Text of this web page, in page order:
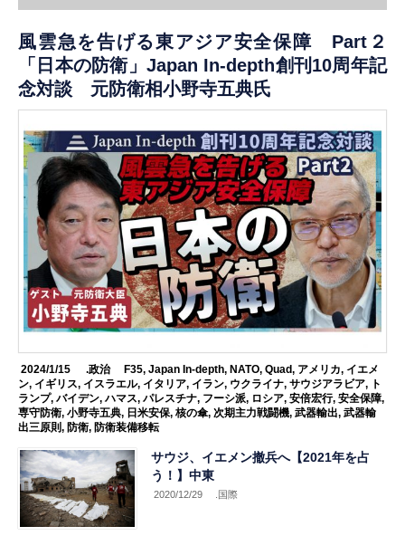
風雲急を告げる東アジア安全保障 Part２
「日本の防衛」Japan In-depth創刊10周年記
念対談 元防衛相小野寺五典氏
2024/1/15 .政治 F35, Japan In-depth, NATO, Quad, アメリカ, イエメ
ン, イギリス, イスラエル, イタリア, イラン, ウクライナ,サウジアラビア, ト
ランプ,バイデン,ハマス,パレスチナ, フーシ派, ロシア,安倍宏行,安全保障,
専守防衛,小野寺五典, 日米安保,核の傘,次期主力戦闘機,武器輸出,武器輸
出三原則, 防衛, 防衛装備移転
サウジ、イエメン撤兵へ【2021年を占
う！】中東
2020/12/29 .国際